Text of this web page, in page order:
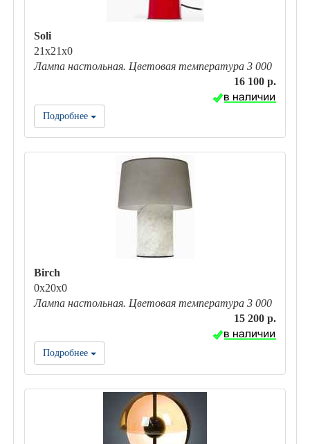
Soli
21х21х0
Лампа настольная. Цветовая температура 3 000
16 100 р.
Подробнее
Birch
0х20х0
Лампа настольная. Цветовая температура 3 000
15 200 р.
Подробнее